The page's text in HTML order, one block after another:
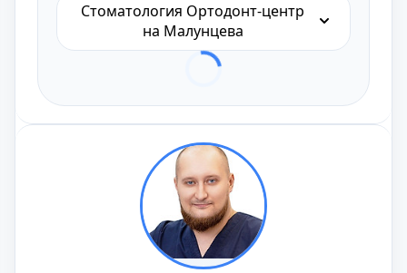
Стоматология Ортодонт-центр
на Малунцева